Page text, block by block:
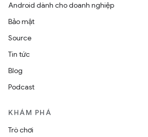
Android dành cho doanh nghiệp
Bảo mật
Source
Tin tức
Blog
Podcast
KHÁM PHÁ
Trò chơi